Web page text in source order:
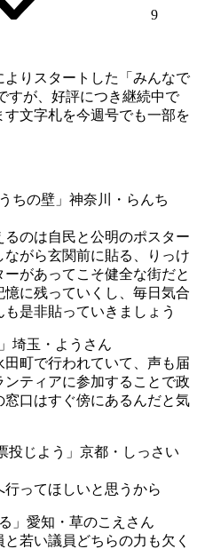
9
りスタートした「みんなで
すが、好評につき継続中で
文字札を今週号でも一部を
ちの壁」神奈川・らんち
るのは自民と公明のポスター
がら玄関前に貼る、りっけ
があってこそ健全な街だと
に残っていくし、毎日気合
是非貼っていきましょう
埼玉・ようさん
田町で行われていて、声も届
ティアに参加することで政
口はすぐ傍にあるんだと気
投じよう」京都・しっさい
行ってほしいと思うから
」愛知・草のこえさん
若い議員どちらの力も欠く